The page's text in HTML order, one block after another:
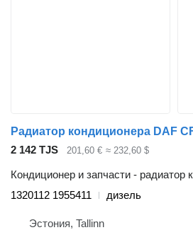
2 142 TJS 201,60 € ≈ 232,60 $
Кондиционер и запчасти - радиатор
1320112 1955411
дизель
Эстония, Tallinn